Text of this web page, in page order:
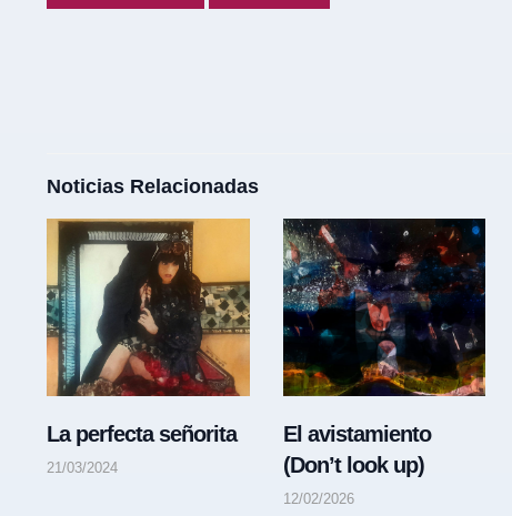
Noticias Relacionadas
La perfecta señorita
21/03/2024
El avistamiento
(Don’t look up)
12/02/2026